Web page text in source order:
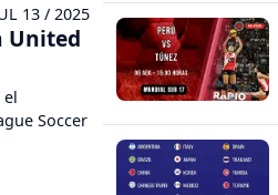
13 / 2025
United
Soccer